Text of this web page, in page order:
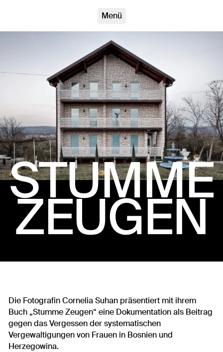
Menü
STUMME
ZEUGEN
Die Fotografin Cornelia Suhan präsentiert mit ihrem
Buch „Stumme Zeugen“ eine Dokumentation als Beitrag
gegen das Vergessen der systematischen
Vergewaltigungen von Frauen in Bosnien und
Herzegowina.